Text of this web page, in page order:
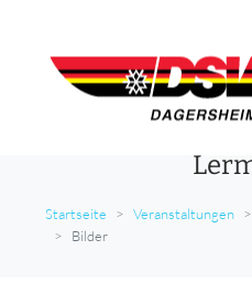
Startseite Veranstaltungen
Bilder